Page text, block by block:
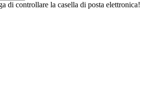
di controllare la casella di posta elettronica!